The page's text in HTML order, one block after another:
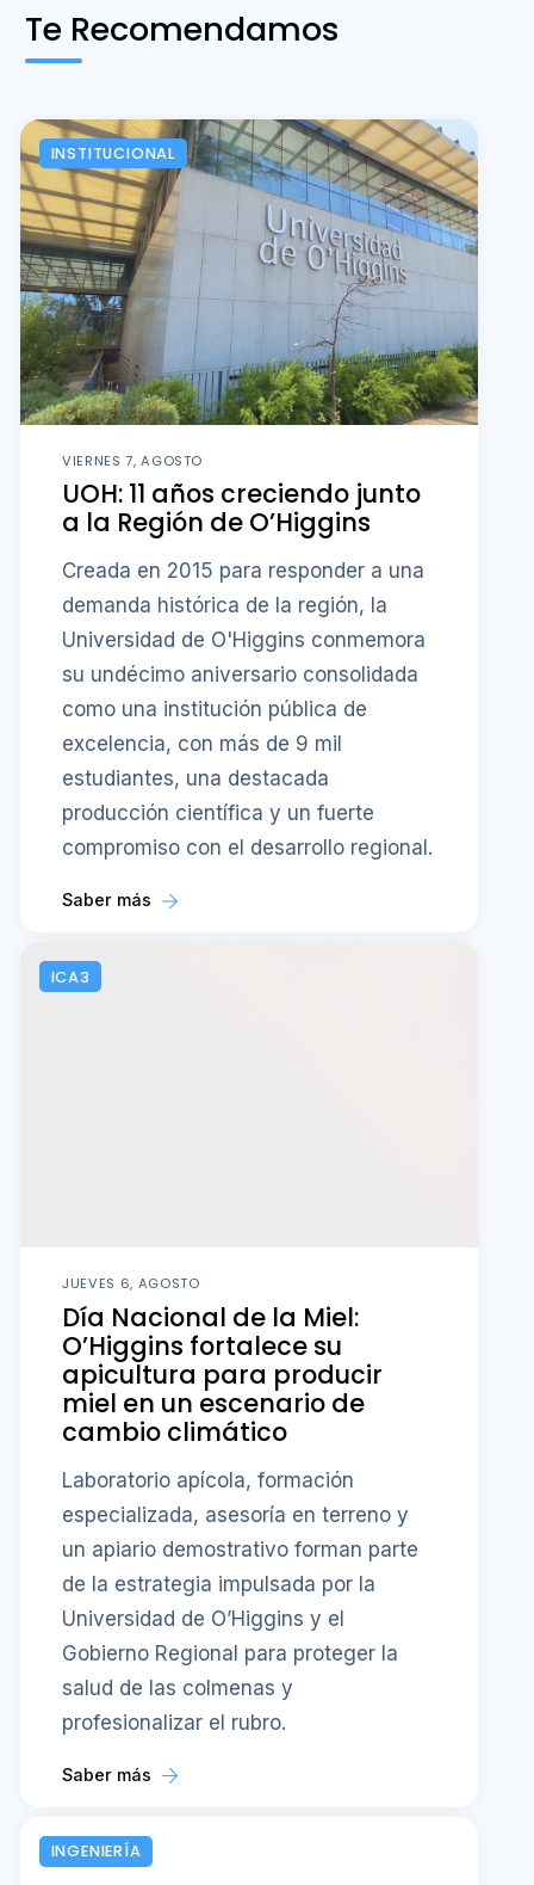
Te Recomendamos
INSTITUCIONAL
VIERNES 7, AGOSTO
UOH: 11 años creciendo junto
a la Región de O’Higgins
Creada en 2015 para responder a una
demanda histórica de la región, la
Universidad de O'Higgins conmemora
su undécimo aniversario consolidada
como una institución pública de
excelencia, con más de 9 mil
estudiantes, una destacada
producción científica y un fuerte
compromiso con el desarrollo regional.
Saber más
ICA3
JUEVES 6, AGOSTO
Día Nacional de la Miel:
O’Higgins fortalece su
apicultura para producir
miel en un escenario de
cambio climático
Laboratorio apícola, formación
especializada, asesoría en terreno y
un apiario demostrativo forman parte
de la estrategia impulsada por la
Universidad de O’Higgins y el
Gobierno Regional para proteger la
salud de las colmenas y
profesionalizar el rubro.
Saber más
INGENIERÍA